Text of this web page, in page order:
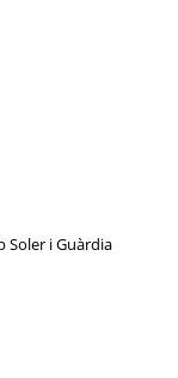
Soler i Guàrdia